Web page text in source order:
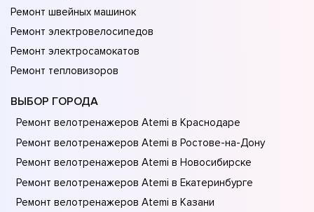
Ремонт швейных машинок
Ремонт электровелосипедов
Ремонт электросамокатов
Ремонт тепловизоров
ВЫБОР ГОРОДА
Ремонт велотренажеров Atemi в Краснодаре
Ремонт велотренажеров Atemi в Ростове-на-Донy
Ремонт велотренажеров Atemi в Новосибирске
Ремонт велотренажеров Atemi в Екатеринбурге
Ремонт велотренажеров Atemi в Казани